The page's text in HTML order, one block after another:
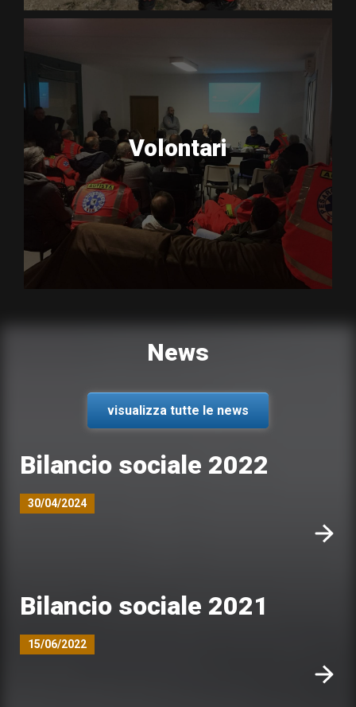
Volontari
News
visualizza tutte le news
bilancio sociale 2022
30/04/2024
bilancio sociale 2021
15/06/2022